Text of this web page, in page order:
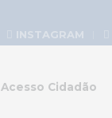
INSTAGRAM
Acesso Cidadão